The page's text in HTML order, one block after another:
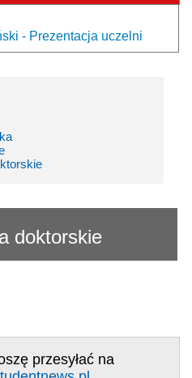
- Prezentacja uczelni
doktorskie
przesyłać na